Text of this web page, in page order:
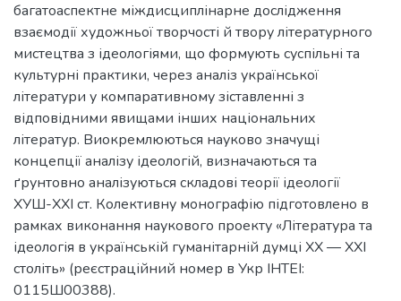
багатоаспектне міждисциплінарне дослідження
взаємодії художньої творчості й твору літературного
мистецтва з ідеологіями, що формують суспільні та
культурні практики, через аналіз української
літератури у компаративному зіставленні з
відповідними явищами інших національних
літератур. Виокремлюються науково значущі
концепції аналізу ідеологій, визначаються та
ґрунтовно аналізуються складові теорії ідеології
ХУШ-ХХІ ст. Колективну монографію підготовлено в
рамках виконання наукового проекту «Література та
ідеологія в українській гуманітарній думці ХХ — ХХІ
століть» (реєстраційний номер в Укр ІНТЕІ:
0115Ш00388).